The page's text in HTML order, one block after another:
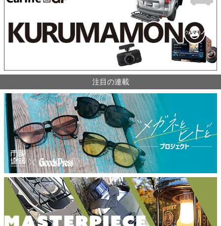
注目の連載